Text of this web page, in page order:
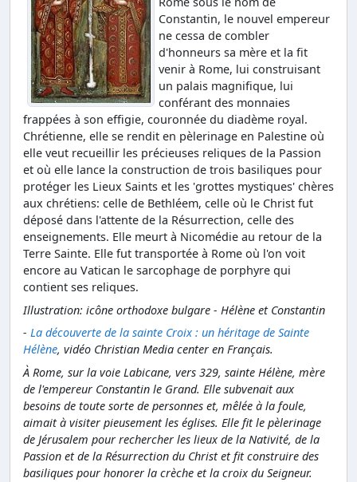
Constantin, le nouvel empereur
ne cessa de combler
d'honneurs sa mère et la fit
venir à Rome, lui construisant
un palais magnifique, lui
conférant des monnaies
frappées à son effigie, couronnée du diadème royal.
Chrétienne, elle se rendit en pèlerinage en Palestine où
elle veut recueillir les précieuses reliques de la Passion
et où elle lance la construction de trois basiliques pour
protéger les Lieux Saints et les 'grottes mystiques' chères
aux chrétiens: celle de Bethléem, celle où le Christ fut
déposé dans l'attente de la Résurrection, celle des
enseignements. Elle meurt à Nicomédie au retour de la
Terre Sainte. Elle fut transportée à Rome où l'on voit
encore au Vatican le sarcophage de porphyre qui
contient ses reliques.
Illustration: icône orthodoxe bulgare - Hélène et Constantin
- La découverte de la sainte Croix : un héritage de Sainte
Hélène, vidéo Christian Media center en Français.
À Rome, sur la voie Labicane, vers 329, sainte Hélène, mère
de l'empereur Constantin le Grand. Elle subvenait aux
besoins de toute sorte de personnes et, mêlée à la foule,
aimait à visiter pieusement les églises. Elle fit le pèlerinage
de Jérusalem pour rechercher les lieux de la Nativité, de la
Passion et de la Résurrection du Christ et fit construire des
basiliques pour honorer la crèche et la croix du Seigneur.